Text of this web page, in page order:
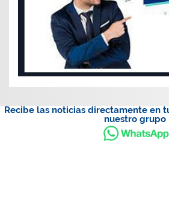
Recibe las noticias directamente en
nuestro grupo